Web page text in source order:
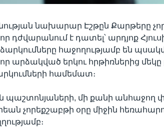
նախարար Էշթըն Քարթերը
դժվարանում է դատել՝ արդյոք
հաջողությամբ են
արձակված երկու հրթիռներից
համեմատ։
մի քանի անհաջող
չորեքշաբթի օրը միջին